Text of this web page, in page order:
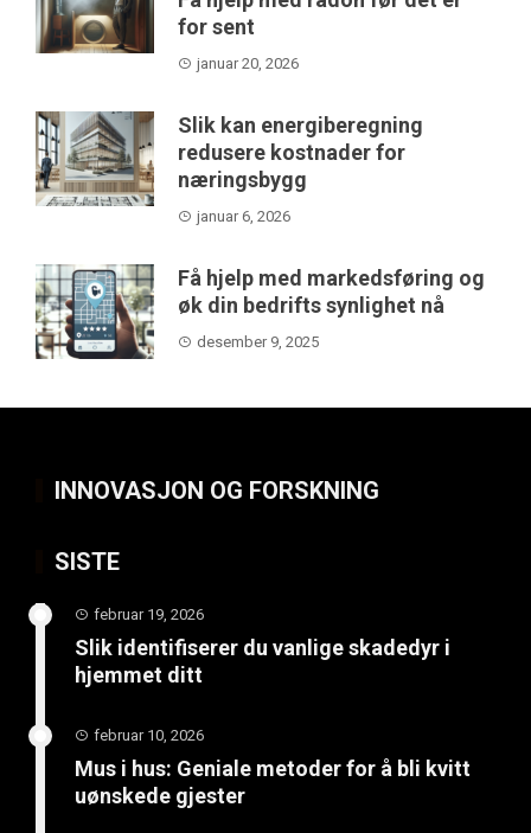
for sent
januar 20, 2026
Slik kan energiberegning
redusere kostnader for
næringsbygg
januar 6, 2026
Få hjelp med markedsføring og
øk din bedrifts synlighet nå
desember 9, 2025
INNOVASJON OG FORSKNING
SISTE
februar 19, 2026
Slik identifiserer du vanlige skadedyr i
hjemmet ditt
februar 10, 2026
Mus i hus: Geniale metoder for å bli kvitt
uønskede gjester